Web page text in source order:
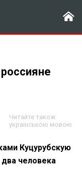
Читайте також
українською мовою
Куцурубскую
человека